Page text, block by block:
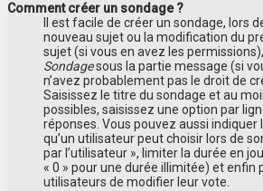
Comment créer un sondage ?
Il est facile de créer un sondage, lors
nouveau sujet ou la modification du
sujet (si vous en avez les
Sondagesous la partie message (si
n’avez probablement pas le droit de
Saisissez le titre du sondage et au
possibles, saisissez une option par
réponses. Vous pouvez aussi indiquer
qu’un utilisateur peut choisir lors de
par l’utilisateur », limiter la durée en
« 0 » pour une durée illimitée) et enfin
utilisateurs de modifier leur vote.